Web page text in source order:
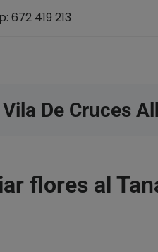
419 213
De Cruces
flores al